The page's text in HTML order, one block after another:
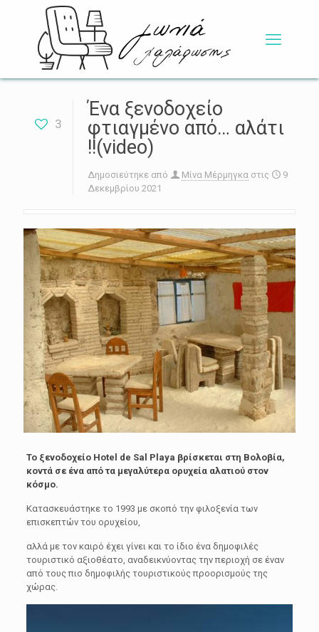
3
Ένα ξενοδοχείο
φτιαγμένο από… αλάτι
!!(video)
Δημοσιεύτηκε από Μίνα Μέρμηγκα στις
9
Δεκεμβρίου 2021
Το ξενοδοχείο Hotel de Sal Playa βρίσκεται στη Βολοβία,
κοντά σε ένα από τα μεγαλύτερα ορυχεία αλατιού στον
κόσμο.
Κατασκευάστηκε το 1993 με σκοπό την φιλοξενία των
επισκεπτών του ορυχείου,
αλλά με τον καιρό έχει γίνει και το ίδιο ένα δημοφιλές
τουριστικό αξιοθέατο, αναδεικνύοντας την περιοχή σε έναν
από τους πιο δημοφιλής τουριστικούς προορισμούς της
χώρας.